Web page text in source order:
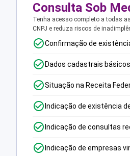
Consulta Sob
Tenha acesso completo a todas
CNPJ e reduza riscos de
Confirmação de
Dados cadastrais básicos
Situação na Receita
Indicação de existência
Indicação de consultas
Indicação de empresas